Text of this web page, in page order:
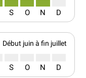
S O N D
Début juin à fin juillet
S O N D